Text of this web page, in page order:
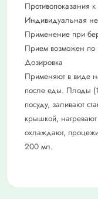
Противопоказания
Индивидуальная
Применение при
Прием возможен по
Дозировка
Применяют в виде
после еды. Плоды
посуду, заливают
крышкой,
охлаждают,
200 мл.